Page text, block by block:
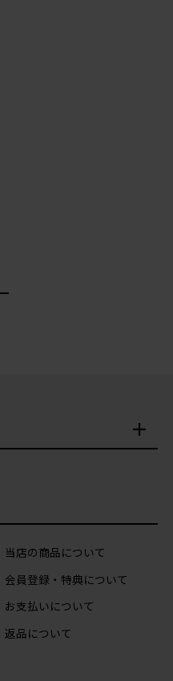
当店の商品について
会員登録・特典について
お支払いについて
返品について